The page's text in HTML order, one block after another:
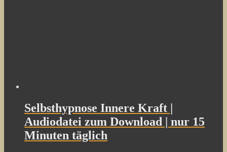
Selbsthypnose Innere Kraft |
Audiodatei zum Download | nur 15
Minuten täglich